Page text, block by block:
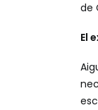
de
El